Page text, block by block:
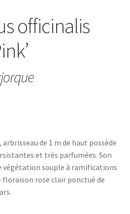
officinalis
:
de 1 m de haut possède
et très parfumées. Son
végétation souple à ramifications
floraison rose clair ponctué de